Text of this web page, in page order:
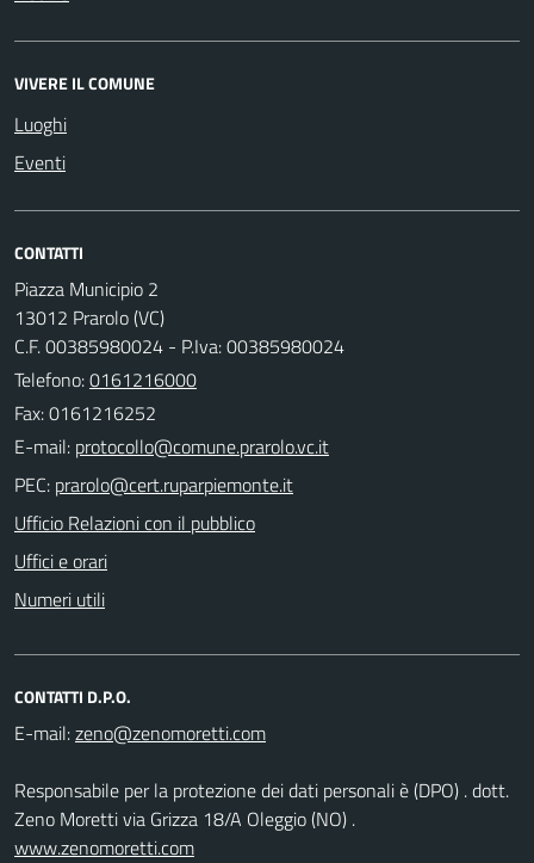
VIVERE IL COMUNE
Luoghi
Eventi
CONTATTI
Piazza Municipio 2
13012 Prarolo (VC)
C.F. 00385980024 - P.Iva: 00385980024
Telefono:0161216000
Fax: 0161216252
E-mail:
PEC:
Ufficio Relazioni con il pubblico
Uffici e orari
Numeri utili
CONTATTI D.P.O.
E-mail:
Responsabile per la protezione dei dati personali è (DPO) . dott.
Zeno Moretti via Grizza 18/A Oleggio (NO) .
www.zenomoretti.com